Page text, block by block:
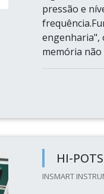
pressão e
engenharia",
memória
HI-
INSMART